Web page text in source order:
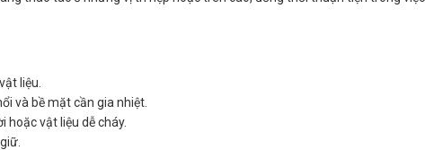
liệu.
và bề mặt cần gia nhiệt.
hoặc vật liệu dễ cháy.